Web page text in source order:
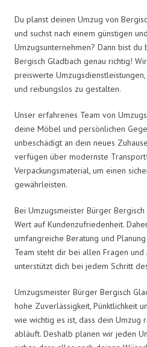
Du planst deinen Umzug von
und suchst nach einem günstigen
Umzugsunternehmen? Dann bist
Bergisch Gladbach genau richtig!
preiswerte
und reibungslos zu gestalten.
Unser erfahrenes Team von
deine Möbel und persönlichen
unbeschädigt an dein neues
verfügen über modernste
Verpackungsmaterial, um einen
gewährleisten.
Bei Umzugsmeister Bürger
Wert auf Kundenzufriedenheit.
umfangreiche Beratung und
Team steht dir bei allen Fragen
unterstützt dich bei jedem Schritt
Umzugsmeister Bürger Bergisch
hohe Zuverlässigkeit, Pünktlichkeit
wie wichtig es ist, dass dein Umzug
abläuft. Deshalb planen wir jeden